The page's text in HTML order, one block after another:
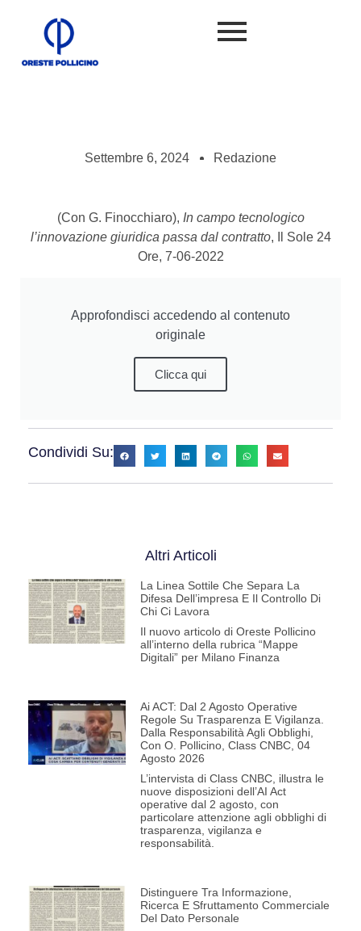
Settembre 6, 2024 Redazione
(Con G. Finocchiaro), In campo tecnologico
l’innovazione giuridica passa dal contratto, Il Sole 24
Ore, 7-06-2022
Approfondisci accedendo al contenuto
originale
Clicca qui
Condividi Su:
Altri Articoli
La Linea Sottile Che Separa La
Difesa Dell’impresa E Il Controllo Di
Chi Ci Lavora
Il nuovo articolo di Oreste Pollicino
all’interno della rubrica “Mappe
Digitali” per Milano Finanza
Ai ACT: Dal 2 Agosto Operative
Regole Su Trasparenza E Vigilanza.
Dalla Responsabilità Agli Obblighi,
Con O. Pollicino, Class CNBC, 04
Agosto 2026
L’intervista di Class CNBC, illustra le
nuove disposizioni dell’AI Act
operative dal 2 agosto, con
particolare attenzione agli obblighi di
trasparenza, vigilanza e
responsabilità.
Distinguere Tra Informazione,
Ricerca E Sfruttamento Commerciale
Del Dato Personale